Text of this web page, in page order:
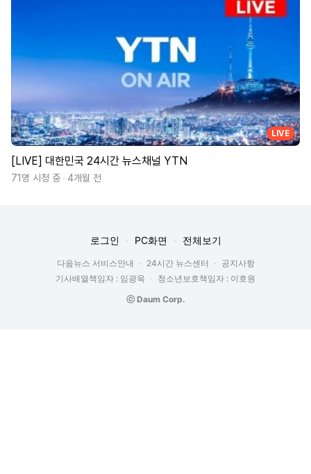
LIVE
[LIVE] 대한민국 24시간 뉴스채널 YTN
71명 시청 중 4개월 전
로그인 PC화면 전체보기
다음뉴스 서비스안내 24시간 뉴스센터
공지사항
기사배열책임자 : 임광욱
청소년보호책임자 : 이호원
ⓒ Daum Corp.